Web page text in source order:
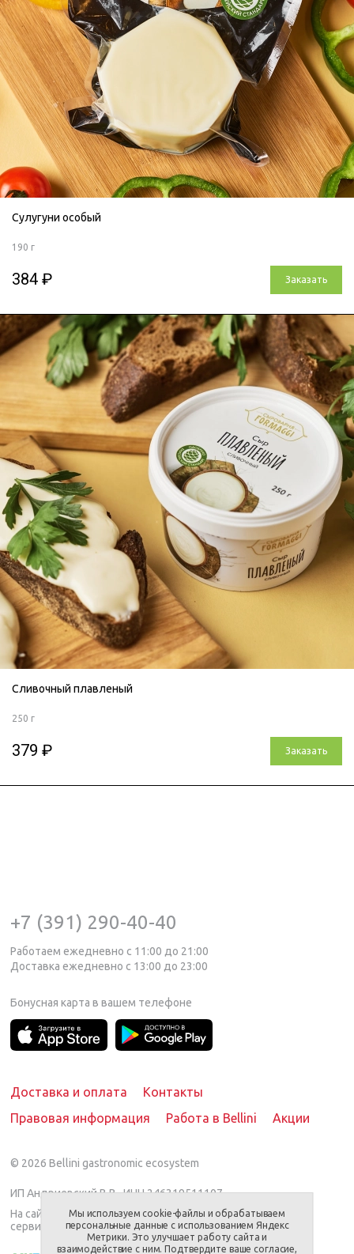
Сулугуни особый
190 г
384 ₽ Заказать
Сливочный плавленый
250 г
379 ₽ Заказать
Мы используем cookie-файлы и обрабатываем
персональные данные с использованием Яндекс
Метрики. Это улучшает работу сайта и
взаимодействие с ним. Подтвердите ваше согласие,
+7 (391) 290-40-40
Работаем ежедневно с 11:00 до 21:00
Доставка ежедневно с 13:00 до 23:00
Бонусная карта в вашем телефоне
Доставка и оплата
Контакты
Правовая информация
Работа в Bellini Акции
© 2026 Bellini gastronomic ecosystem
ИП Андриевский В.В., ИНН 246319511107
На сайте представлен предлагаемый вариант
сервировки/блюда.